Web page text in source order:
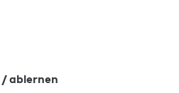
ablernen